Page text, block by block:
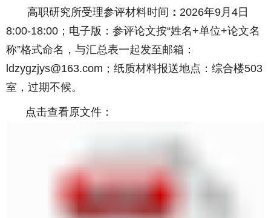
高职研究所受理参评材料时间 ： 2026年9月 4 日
8:00-18:00；电子版 ：参评论文按“姓名+单位+论文名
称”格式命名， 与汇总表一起发至邮箱 ：
ldzygzjys@163.com； 纸质材料报送地点：综合楼503
室，过期不候。
点击查看原文件：